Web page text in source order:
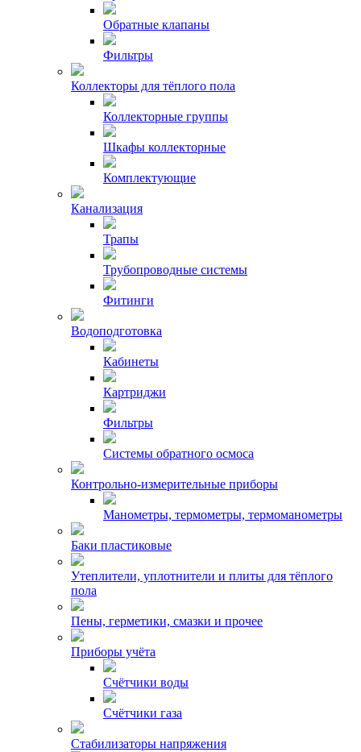
Обратные клапаны
Фильтры
Коллекторы для тёплого пола
Коллекторные группы
Шкафы коллекторные
Комплектующие
Канализация
Трапы
Трубопроводные системы
Фитинги
Водоподготовка
Кабинеты
Картриджи
Фильтры
Системы обратного осмоса
Контрольно-измерительные приборы
Манометры, термометры, термоманометры
Баки пластиковые
Утеплители, уплотнители и плиты для тёплого
пола
Пены, герметики, смазки и прочее
Приборы учёта
Счётчики воды
Счётчики газа
Стабилизаторы напряжения